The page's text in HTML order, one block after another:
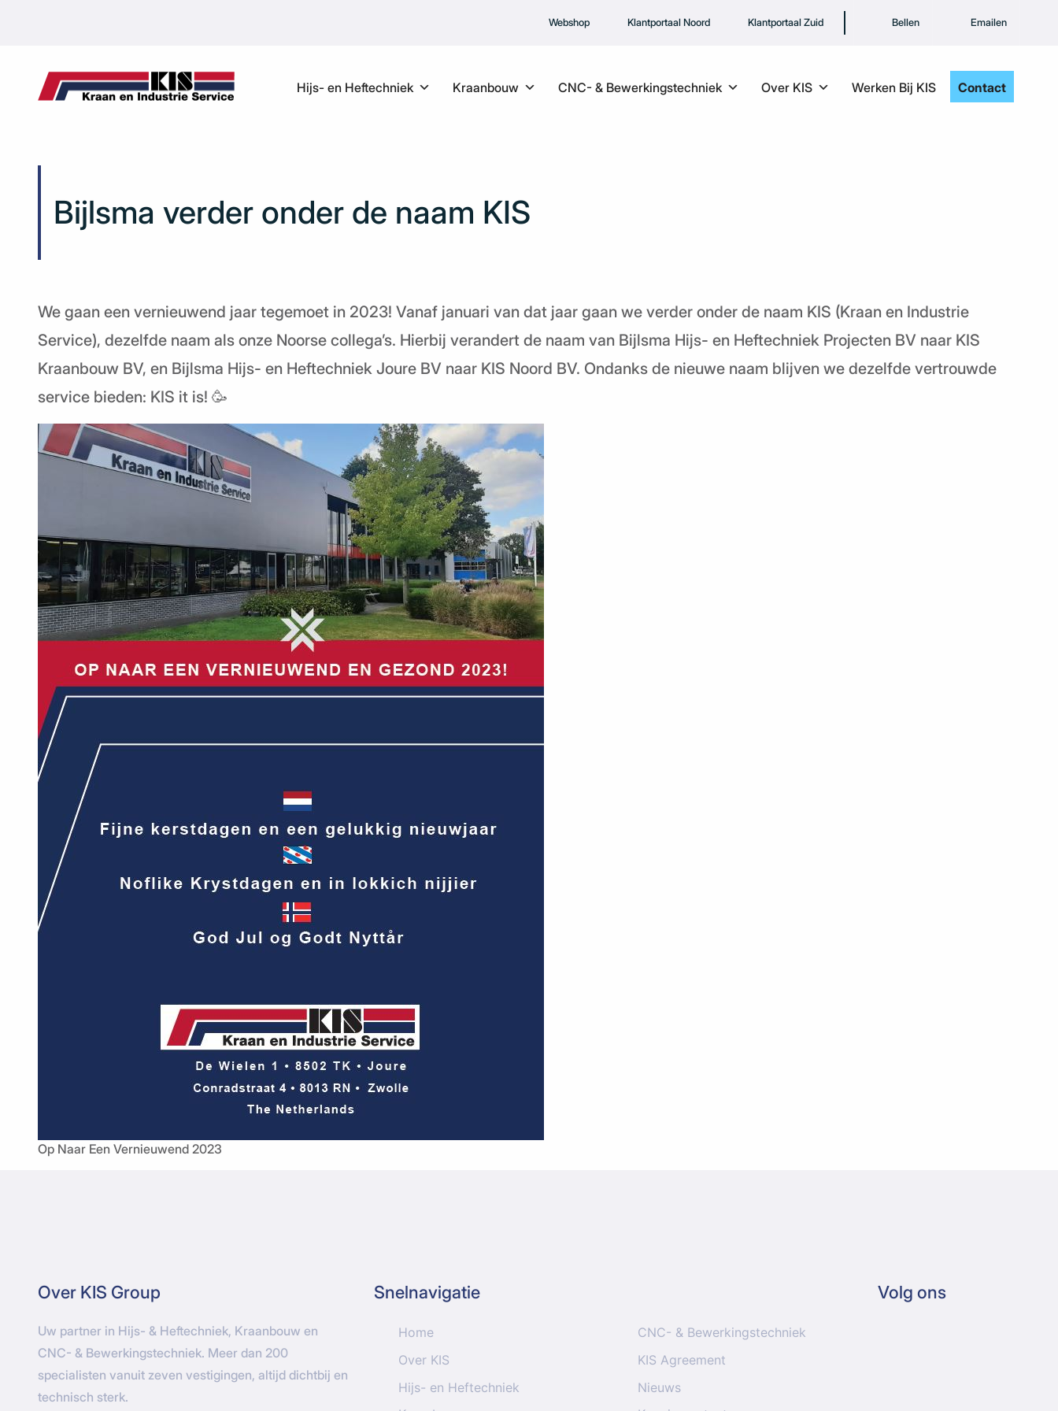
Webshop Klantportaal Noord Klantportaal Zuid Bellen Emailen
Hijs- en Heftechniek Kraanbouw CNC- & Bewerkingstechniek Over KIS Werken Bij KIS Contact
Bijlsma verder onder de naam KIS
We gaan een vernieuwend jaar tegemoet in 2023! Vanaf januari van dat jaar gaan we verder onder de naam KIS (Kraan en Industrie
Service), dezelfde naam als onze Noorse collega’s. Hierbij verandert de naam van Bijlsma Hijs- en Heftechniek Projecten BV naar KIS
Kraanbouw BV, en Bijlsma Hijs- en Heftechniek Joure BV naar KIS Noord BV. Ondanks de nieuwe naam blijven we dezelfde vertrouwde
service bieden: KIS it is! 🥳
Op Naar Een Vernieuwend 2023
Over KIS Group
Uw partner in Hijs- & Heftechniek, Kraanbouw en
CNC- & Bewerkingstechniek. Meer dan 200
specialisten vanuit zeven vestigingen, altijd dichtbij en
technisch sterk.
Snelnavigatie
Home
Over KIS
Hijs- en Heftechniek
CNC- & Bewerkingstechniek
KIS Agreement
Nieuws
Volg ons